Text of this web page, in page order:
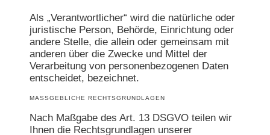
Als „Verantwortlicher“ wird die natürliche oder
juristische Person, Behörde, Einrichtung oder
andere Stelle, die allein oder gemeinsam mit
anderen über die Zwecke und Mittel der
Verarbeitung von personenbezogenen Daten
entscheidet, bezeichnet.
MASSGEBLICHE RECHTSGRUNDLAGEN
Nach Maßgabe des Art. 13 DSGVO teilen wir
Ihnen die Rechtsgrundlagen unserer